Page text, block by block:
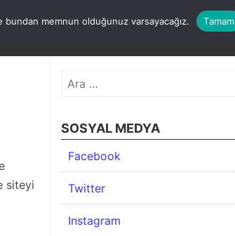
HAKKIMDA KATEGORİLER İLETİŞİM
siteyi
Arama:
SOSYAL MEDYA
Facebook
Twitter
Instagram
memnun olduğunuz varsayacağız. Tamam